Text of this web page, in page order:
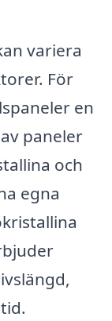
variera
För
en
paneler
och
egna